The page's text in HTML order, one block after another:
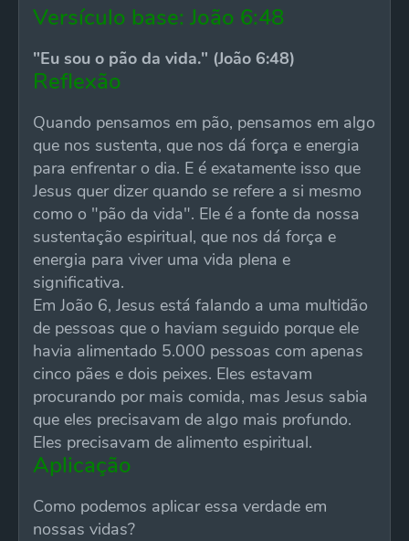
Versículo base: João 6:48
"Eu sou o pão da vida." (João 6:48)
Reflexão
Quando pensamos em pão, pensamos em algo
que nos sustenta, que nos dá força e energia
para enfrentar o dia. E é exatamente isso que
Jesus quer dizer quando se refere a si mesmo
como o "pão da vida". Ele é a fonte da nossa
sustentação espiritual, que nos dá força e
energia para viver uma vida plena e
significativa.
Em João 6, Jesus está falando a uma multidão
de pessoas que o haviam seguido porque ele
havia alimentado 5.000 pessoas com apenas
cinco pães e dois peixes. Eles estavam
procurando por mais comida, mas Jesus sabia
que eles precisavam de algo mais profundo.
Eles precisavam de alimento espiritual.
Aplicação
Como podemos aplicar essa verdade em
nossas vidas?